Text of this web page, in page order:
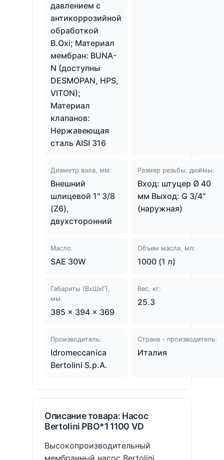
давлением с
антикоррозийной
обработкой
B.Oxi; Материал
мембран: BUNA-
N (доступны
DESMOPAN, HPS,
VITON);
Материал
клапанов:
Нержавеющая
сталь AISI 316
Диаметр вала, мм:
Внешний
шлицевой 1" 3/8
(Z6),
двухсторонний
Размер резьбы, дюймы:
Вход: штуцер Ø 40
мм Выход: G 3/4"
(наружная)
Масло:
SAE 30W
Объем масла, мл:
1000 (1 л)
Габариты (ВхШхГ),
мм:
385 × 394 × 369
Вес, кг:
25.3
Производитель:
Idromeccanica
Bertolini S.p.A.
Страна - производитель:
Италия
Описание товара: Насос
Bertolini PBO*1 1100 VD
Высокопроизводительный